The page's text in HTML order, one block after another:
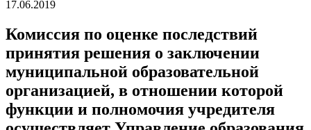
17.06.2019
Комиссия по оценке последствий
принятия решения о заключении
муниципальной образовательной
организацией, в отношении которой
функции и полномочия учредителя